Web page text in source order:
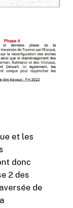
et les
donc
2 des
de